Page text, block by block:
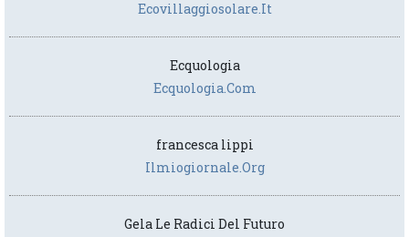
Ecovillaggiosolare.it
Ecquologia
Ecquologia.com
francesca lippi
Ilmiogiornale.org
Gela Le Radici Del Futuro